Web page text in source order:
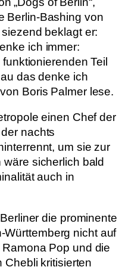
Berlin-Bashing von
beklagt er:
ich immer:
Teil
das denke ich
Boris Palmer lese.
einen Chef der
nachts
um sie zur
sicherlich bald
auch in
die prominente
nicht auf
Pop und die
Chebli kritisierten